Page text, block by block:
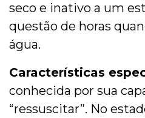
seco e inativo a um
questão de horas
água.
Características
conhecida por sua
“ressuscitar”. No